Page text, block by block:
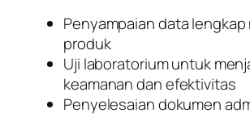
Penyampaian data
produk
Uji laboratorium untuk
keamanan dan efektivitas
Penyelesaian dokumen